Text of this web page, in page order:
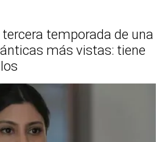
temporada de una
más vistas: tiene